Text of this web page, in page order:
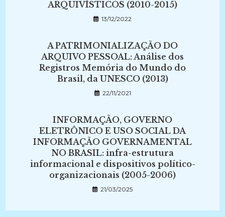
ARQUIVÍSTICOS (2010-2015)
13/12/2022
A PATRIMONIALIZAÇÃO DO
ARQUIVO PESSOAL: Análise dos
Registros Memória do Mundo do
Brasil, da UNESCO (2013)
22/11/2021
INFORMAÇÃO, GOVERNO
ELETRÔNICO E USO SOCIAL DA
INFORMAÇÃO GOVERNAMENTAL
NO BRASIL: infra-estrutura
informacional e dispositivos político-
organizacionais (2005-2006)
21/03/2025